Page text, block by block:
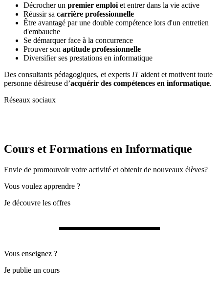
Décrocher un premier emploi et entrer dans la vie active
Réussir sa carrière professionnelle
Être avantagé par une double compétence lors d'un entretien
d'embauche
Se démarquer face à la concurrence
Prouver son aptitude professionnelle
Diversifier ses prestations en informatique
Des consultants pédagogiques, et experts ITaident et motivent toute
personne désireuse d’acquérir des compétences en informatique.
Réseaux sociaux
Cours et Formations en Informatique
Envie de promouvoir votre activité et obtenir de nouveaux élèves?
Vous voulez apprendre ?
Je découvre les offres
Vous enseignez ?
Je publie un cours